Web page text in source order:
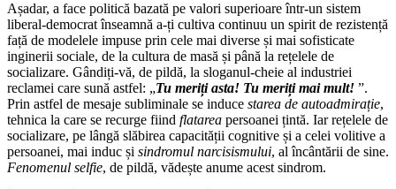
Așadar, a face politică bazată pe valori superioare într-un sistem
liberal-democrat înseamnă a-ți cultiva continuu un spirit de rezistență
față de modelele impuse prin cele mai diverse și mai sofisticate
inginerii sociale, de la cultura de masă și până la rețelele de
socializare. Gândiți-vă, de pildă, la sloganul-cheie al industriei
reclamei care sună astfel: „Tu meriți asta! Tu meriți mai mult! ”.
Prin astfel de mesaje subliminale se induce starea de autoadmirație,
tehnica la care se recurge fiind flatarea persoanei țintă. Iar rețelele de
socializare, pe lângă slăbirea capacității cognitive și a celei volitive a
persoanei, mai induc și sindromul narcisismului, al încântării de sine.
Fenomenul selfie, de pildă, vădește anume acest sindrom.